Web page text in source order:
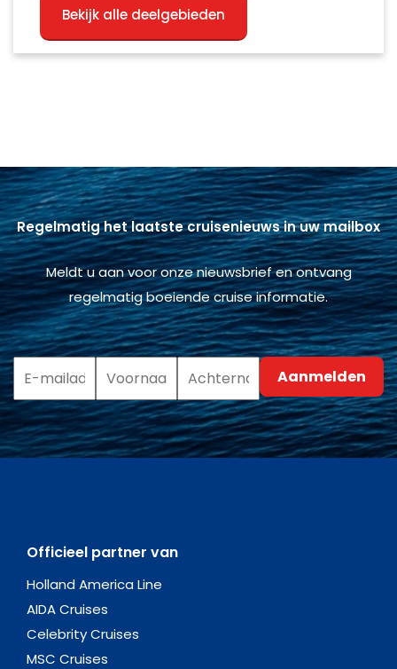
Bekijk alle deelgebieden
Regelmatig het laatste cruisenieuws in uw mailbox
Meldt u aan voor onze nieuwsbrief en ontvang
regelmatig boeiende cruise informatie.
Officieel partner van
Holland America Line
AIDA Cruises
Celebrity Cruises
MSC Cruises